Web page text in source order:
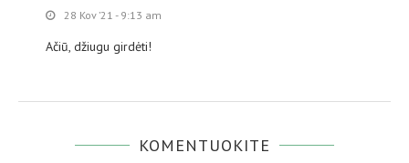
28 Kov ’21 - 9:13 am
Ačiū, džiugu girdėti!
KOMENTUOKITE